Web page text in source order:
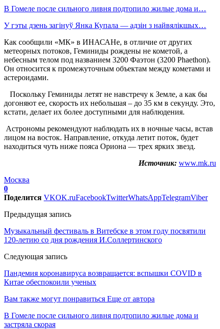
В Гомеле после сильного ливня подтопило жилые дома и…
У гэты дзень загінуў Янка Купала — адзін з найвялікшых…
Как сообщили «МК» в ИНАСАНе, в отличие от других
метеорных потоков, Геминиды рождены не кометой, а
небесным телом под названием 3200 Фаэтон (3200 Phaethon).
Он относится к промежуточным объектам между кометами и
астероидами.
Поскольку Геминиды летят не навстречу к Земле, а как бы
догоняют ее, скорость их небольшая – до 35 км в секунду. Это,
кстати, делает их более доступными для наблюдения.
Астрономы рекомендуют наблюдать их в ночные часы, встав
лицом на восток. Направление, откуда летит поток, будет
находиться чуть ниже пояса Ориона — трех ярких звезд.
Источник: www.mk.ru
Москва
0
Поделится VKOK.ruFacebookTwitterWhatsAppTelegramViber
Предыдущая запись
Музыкальный фестиваль в Витебске в этом году посвятили
120-летию со дня рождения И.Соллертинского
Следующая запись
Пандемия коронавируса возвращается: вспышки COVID в
Китае обеспокоили ученых
Вам также могут понравиться Еще от автора
В Гомеле после сильного ливня подтопило жилые дома и
застряла скорая